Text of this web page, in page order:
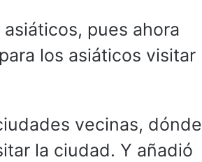
pues ahora
los asiáticos visitar
vecinas, dónde
la ciudad. Y añadió